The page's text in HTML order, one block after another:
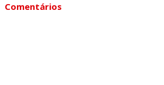
Comentários